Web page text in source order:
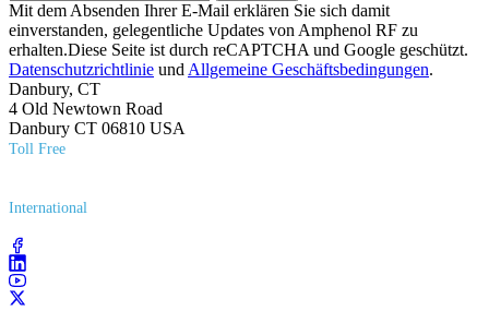
Mit dem Absenden Ihrer E-Mail erklären Sie sich damit
einverstanden, gelegentliche Updates von Amphenol RF zu
erhalten.Diese Seite ist durch reCAPTCHA und Google geschützt.
Datenschutzrichtlinie und Allgemeine Geschäftsbedingungen.
Danbury, CT
4 Old Newtown Road
Danbury CT 06810 USA
Toll Free
International